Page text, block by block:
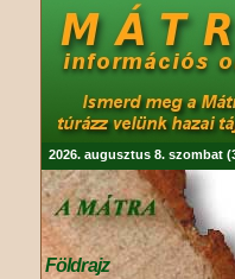
2026. augusztus 8. szombat
Földrajz